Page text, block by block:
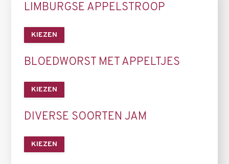
LIMBURGSE APPELSTROOP
KIEZEN
BLOEDWORST MET APPELTJES
KIEZEN
DIVERSE SOORTEN JAM
KIEZEN